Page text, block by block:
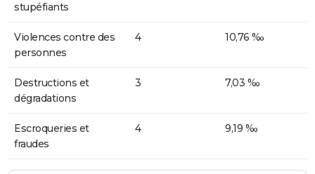
stupéfiants
Violences contre des
personnes
4 10,76 ‰
Destructions et
dégradations
3 7,03 ‰
Escroqueries et
fraudes
4 9,19 ‰